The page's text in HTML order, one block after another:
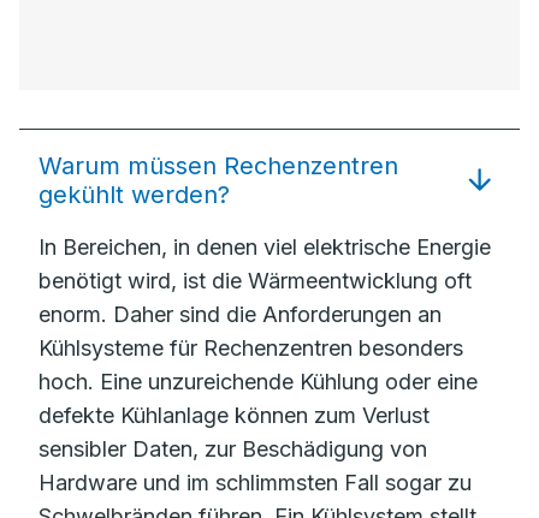
Warum müssen Rechenzentren
gekühlt werden?
In Bereichen, in denen viel elektrische Energie
benötigt wird, ist die Wärmeentwicklung oft
enorm. Daher sind die Anforderungen an
Kühlsysteme für Rechenzentren besonders
hoch. Eine unzureichende Kühlung oder eine
defekte Kühlanlage können zum Verlust
sensibler Daten, zur Beschädigung von
Hardware und im schlimmsten Fall sogar zu